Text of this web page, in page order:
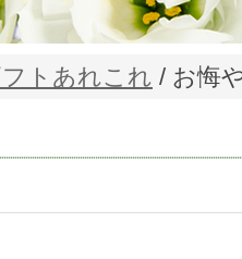
トあれこれ / お悔